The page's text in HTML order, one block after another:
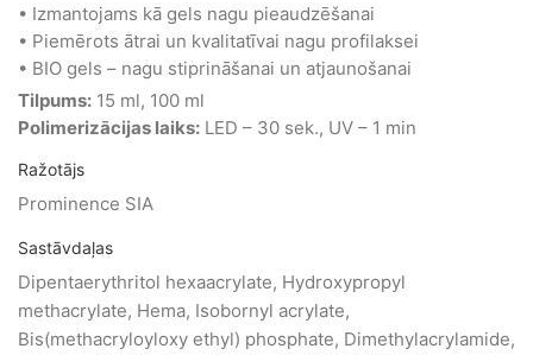
• Izmantojams kā gels nagu pieaudzēšanai
• Piemērots ātrai un kvalitatīvai nagu profilaksei
• BIO gels – nagu stiprināšanai un atjaunošanai
Tilpums: 15 ml, 100 ml
Polimerizācijas laiks: LED – 30 sek., UV – 1 min
Ražotājs
Prominence SIA
Sastāvdaļas
Dipentaerythritol hexaacrylate, Hydroxypropyl
methacrylate, Hema, Isobornyl acrylate,
Bis(methacryloyloxy ethyl) phosphate, Dimethylacrylamide,